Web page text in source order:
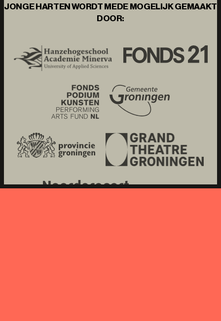
JONGE HARTEN WORDT MEDE MOGELIJK GEMAAKT
DOOR: